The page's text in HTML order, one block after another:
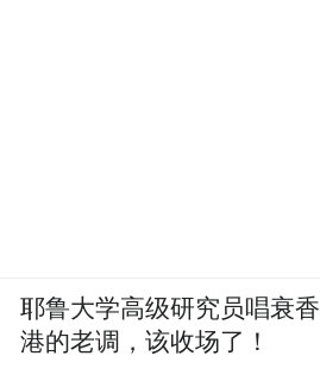
耶鲁大学高级研究员唱衰香
港的老调，该收场了！